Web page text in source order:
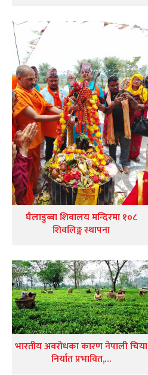
घैलाडुब्बा शिवालय मन्दिरमा १०८
शिवलिङ्ग स्थापना
भारतीय अवरोधका कारण नेपाली चिया
निर्यात प्रभावित,…